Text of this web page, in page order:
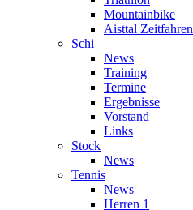
Mountainbike
Aisttal Zeitfahren
Schi
News
Training
Termine
Ergebnisse
Vorstand
Links
Stock
News
Tennis
News
Herren 1